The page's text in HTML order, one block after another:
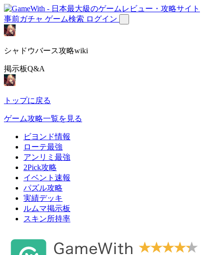
事前ガチャ ゲーム検索 ログイン
シャドウバース攻略wiki
掲示板Q&A
トップに戻る
ゲーム攻略一覧を見る
ビヨンド情報
ローテ最強
アンリミ最強
2Pick攻略
イベント速報
パズル攻略
実績デッキ
ルムマ掲示板
スキン所持率